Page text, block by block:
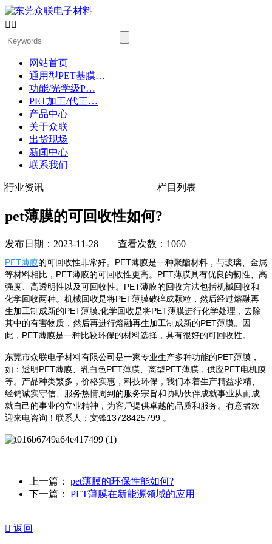
 
网站首页
通用型PET基膜…
功能/光学级P…
PET加工/代工…
产品中心
关于众联
出货现场
新闻中心
联系我们
行业资讯 栏目列表
pet薄膜的可回收性如何?
发布日期：2023-11-28 查看次数：1060
PET薄膜的可回收性非常好。PET薄膜是一种聚酯材料，与玻璃、金属
等材料相比，PET薄膜的可回收性更高。PET薄膜具有优良的韧性、高
强度、高透明性以及可回收性。PET薄膜的回收方法包括机械回收和
化学回收两种。机械回收是将PET薄膜破碎成颗粒，然后经过熔融再
生加工制成新的PET薄膜;化学回收是将PET薄膜进行化学处理，去除
其中的有害物质，然后再进行熔融再生加工制成新的PET薄膜。因
此，PET薄膜是一种比较环保的材料选择，具有很好的可回收性。
东莞市众联电子材料有限公司是一家专业生产多种功能的PET薄膜，
如：透明PET薄膜、乳白色PET薄膜、离型PET薄膜，供应PET电机膜
等。产品种类繁多，价格实惠，科技环保，我们本着生产精益求精、
经销诚实守信、服务热情周到的服务宗旨和协助伙伴成就事业从而成
就自己的事业的立业精神，为客戶提供卓越的品质和服务。有意者欢
迎来电咨询！联系人：文锋13728425799 。
上一篇： pet薄膜的环保性能如何?
下一篇： PET薄膜在新能源领域的应用
 返回